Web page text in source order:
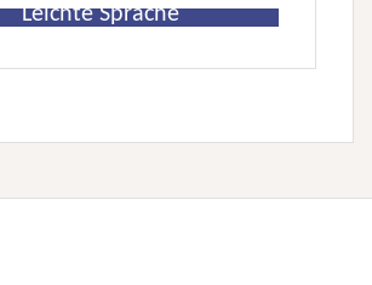
Leichte Sprache